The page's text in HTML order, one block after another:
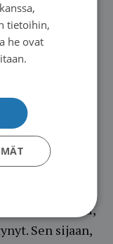
ravinnossa,
Heidi pitävät
käynyt
siitä
”Kun
kaikki roikkuu,
Sen sijaan,
tietoihin,
he ovat